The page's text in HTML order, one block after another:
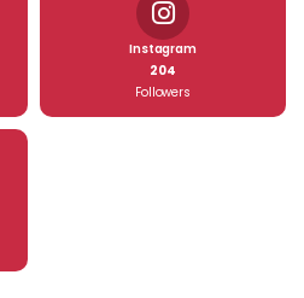
Instagram
204
Followers